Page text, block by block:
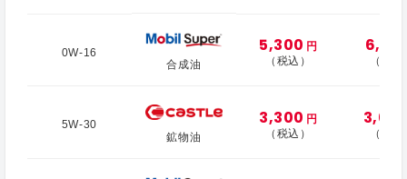
0W-16
合成油
5,300 円
（税込）
6,100
（税
5W-30
鉱物油
3,300 円
（税込）
（税